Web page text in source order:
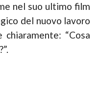
nel suo ultimo film
del nuovo lavoro
“Cosa